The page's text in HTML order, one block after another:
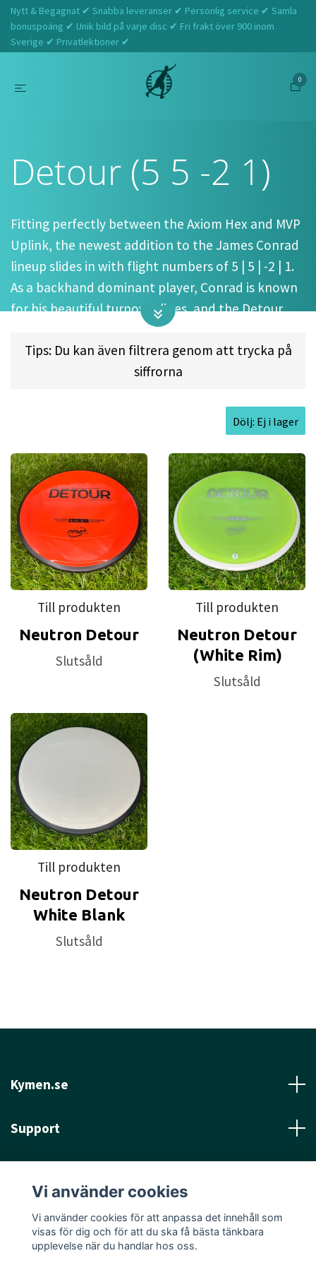
Nytt & Begagnat ✔ Snabba leveranser ✔ Personlig service ✔ Samla
bonuspoäng ✔ Unik bild på varje disc ✔ Fri frakt över 900 inom
Sverige ✔ Privatlektioner ✔
0
Detour (5 5 -2 1)
Fitting perfectly between the Axiom Hex and MVP
Uplink, the newest addition to the James Conrad
lineup slides in with flight numbers of 5 | 5 | -2 | 1.
As a backhand dominant player, Conrad is known
for his beautiful turnover lines, and the Detour
excels at those long panning turnovers as well as
easy hyzer-flips. Experienced players will find the
Detour to be exceptionally easy to manipulate for
will find a delightfully straight flier, perfect for
Approved Date:Sep 5, 2023
Max Weight:179.3gr lDiameter:
21.6cm l
Height:
1.6cm lRim Depth: 1.3cm l Rim
Thickness:1.4cm lInside Rim Diameter:18.7cm
Tips: Du kan även filtrera genom att trycka på
siffrorna
Dölj: Ej i lager
Till produkten
Neutron Detour
Slutsåld
Till produkten
Neutron Detour
(White Rim)
Slutsåld
Till produkten
Neutron Detour
White Blank
Slutsåld
Kymen.se
Support
Sociala medier
Vi använder cookies
Vi använder cookies för att anpassa det innehåll som
visas för dig och för att du ska få bästa tänkbara
upplevelse när du handlar hos oss.